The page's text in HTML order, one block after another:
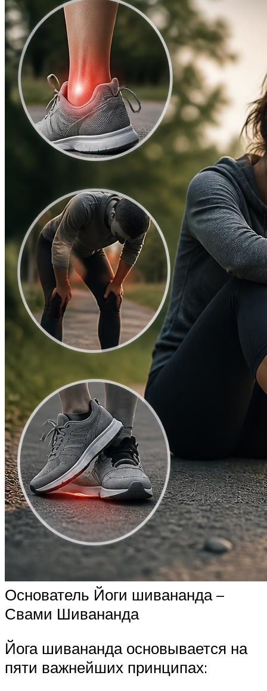
Основатель Йоги шивананда –
Свами Шивананда
Йога шивананда основывается на
пяти важнейших принципах: